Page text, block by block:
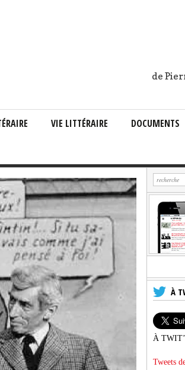
de
VIE LITTÉRAIRE DOCUMENTS
À
À
Tweets